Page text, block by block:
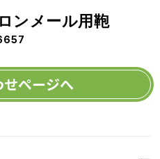
ンメール用鞄
ページへ